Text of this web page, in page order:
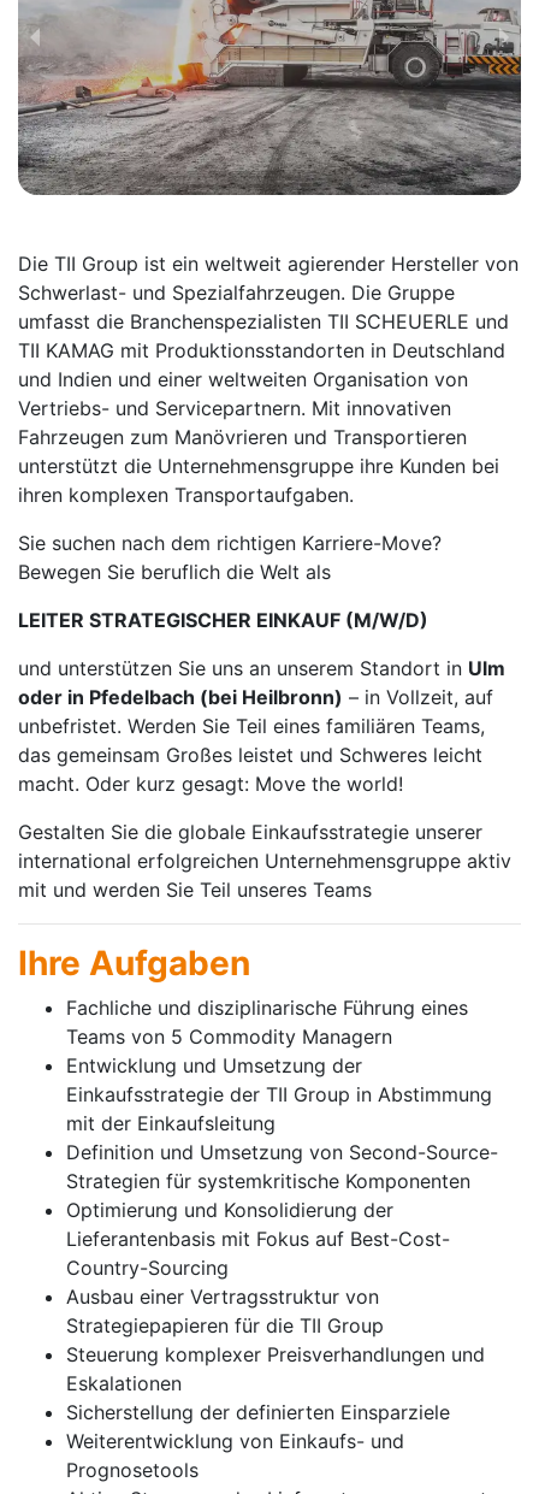
Die TII Group ist ein weltweit agierender Hersteller von
Schwerlast- und Spezialfahrzeugen. Die Gruppe
umfasst die Branchenspezialisten TII SCHEUERLE und
TII KAMAG mit Produktionsstandorten in Deutschland
und Indien und einer weltweiten Organisation von
Vertriebs- und Servicepartnern. Mit innovativen
Fahrzeugen zum Manövrieren und Transportieren
unterstützt die Unternehmensgruppe ihre Kunden bei
ihren komplexen Transportaufgaben.
Sie suchen nach dem richtigen Karriere-Move?
Bewegen Sie beruflich die Welt als
LEITER STRATEGISCHER EINKAUF (M/W/D)
und unterstützen Sie uns an unserem Standort in Ulm
oder in Pfedelbach (bei Heilbronn) – in Vollzeit, auf
unbefristet. Werden Sie Teil eines familiären Teams,
das gemeinsam Großes leistet und Schweres leicht
macht. Oder kurz gesagt: Move the world!
Gestalten Sie die globale Einkaufsstrategie unserer
international erfolgreichen Unternehmensgruppe aktiv
mit und werden Sie Teil unseres Teams
Ihre Aufgaben
Fachliche und disziplinarische Führung eines
Teams von 5 Commodity Managern
Entwicklung und Umsetzung der
Einkaufsstrategie der TII Group in Abstimmung
mit der Einkaufsleitung
Definition und Umsetzung von Second-Source-
Strategien für systemkritische Komponenten
Optimierung und Konsolidierung der
Lieferantenbasis mit Fokus auf Best-Cost-
Country-Sourcing
Ausbau einer Vertragsstruktur von
Strategiepapieren für die TII Group
Steuerung komplexer Preisverhandlungen und
Eskalationen
Sicherstellung der definierten Einsparziele
Weiterentwicklung von Einkaufs- und
Prognosetools